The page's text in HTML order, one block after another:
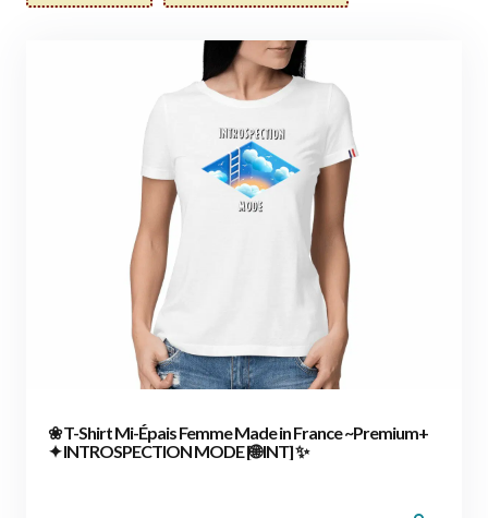
❀ T-Shirt Mi-Épais Femme Made in France ~Premium+
✦ INTROSPECTION MODE [🌐 INT] ✨